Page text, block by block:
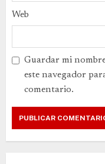
Web
Guardar mi
este navegador
comentario.